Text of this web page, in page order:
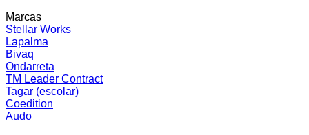
Marcas
Stellar Works
Lapalma
Bivaq
Ondarreta
TM Leader Contract
Tagar (escolar)
Coedition
Audo